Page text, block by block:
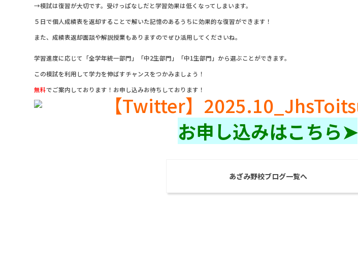
→模試は復習が大切です。受けっぱなしだと学習効果は低くなってしまいます。
５日で個人成績表を返却することで解いた記憶のあるうちに効果的な復習ができます！
また、成績表返却面談や解説授業もありますのでぜひ活用してくださいね。
学習進度に応じて「全学年統一部門」「中2生部門」「中1生部門」から選ぶことができます。
この模試を利用して学力を伸ばすチャンスをつかみましょう！
無料でご案内しております！お申し込みお待ちしております！
お申し込みはこちら➤
あざみ野校ブログ一覧へ